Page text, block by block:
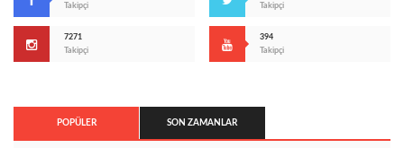
Takipçi
Takipçi
7271
Takipçi
394
Takipçi
POPÜLER SON ZAMANLAR